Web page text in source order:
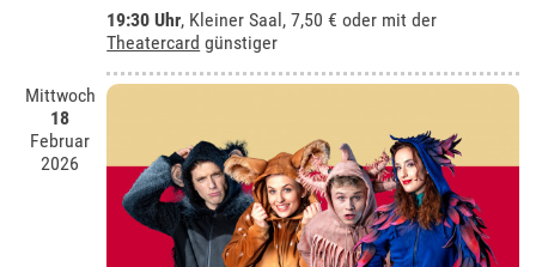
19:30 Uhr, Kleiner Saal, 7,50 € oder mit der
Theatercard günstiger
Mittwoch
18
Februar
2026